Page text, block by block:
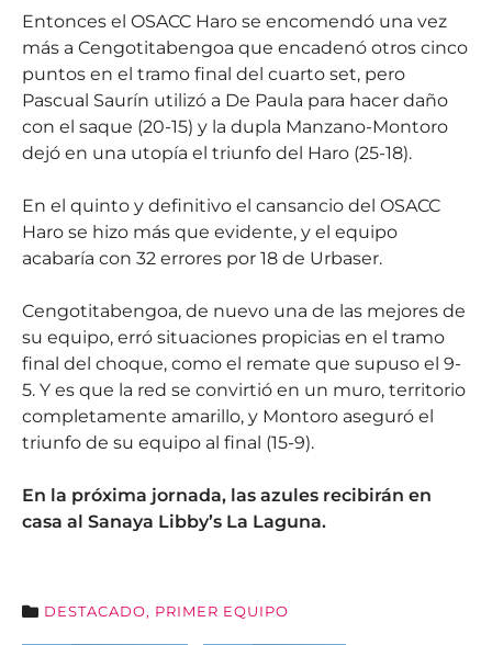
Entonces el OSACC Haro se encomendó una vez
más a Cengotitabengoa que encadenó otros cinco
puntos en el tramo final del cuarto set, pero
Pascual Saurín utilizó a De Paula para hacer daño
con el saque (20-15) y la dupla Manzano-Montoro
dejó en una utopía el triunfo del Haro (25-18).
En el quinto y definitivo el cansancio del OSACC
Haro se hizo más que evidente, y el equipo
acabaría con 32 errores por 18 de Urbaser.
Cengotitabengoa, de nuevo una de las mejores de
su equipo, erró situaciones propicias en el tramo
final del choque, como el remate que supuso el 9-
5. Y es que la red se convirtió en un muro, territorio
completamente amarillo, y Montoro aseguró el
triunfo de su equipo al final (15-9).
En la próxima jornada, las azules recibirán en
casa al Sanaya Libby’s La Laguna.
DESTACADO, PRIMER EQUIPO